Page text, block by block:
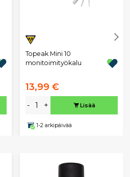
Topeak Mini 10
monitoimityökalu
13,99 €
- + Lisää
1-2 arkipäivää